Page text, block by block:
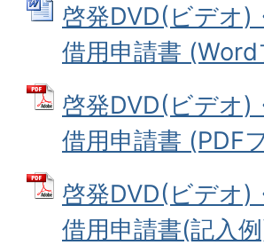
啓発DVD(ビデオ)
借用申請書
啓発DVD(ビデオ)
借用申請書 (PDF
啓発DVD(ビデオ)
借用申請書(記入